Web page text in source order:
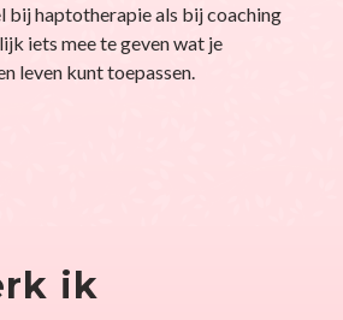
bij haptotherapie als bij coaching
iets mee te geven wat je
leven kunt toepassen.
ik